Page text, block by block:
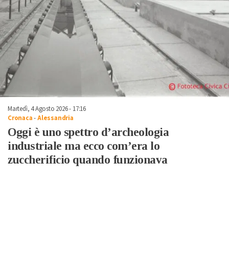
Martedì, 4 Agosto 2026 - 17:16
Cronaca-Alessandria
Oggi è uno spettro d’archeologia
industriale ma ecco com’era lo
zuccherificio quando funzionava